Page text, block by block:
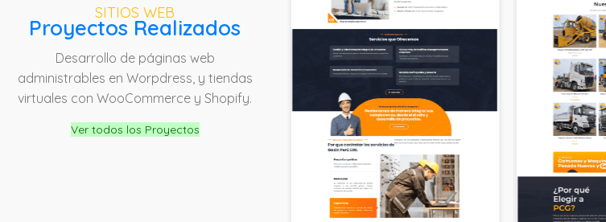
SITIOS WEB
Proyectos Realizados
Desarrollo de páginas web
administrables en Worpdress, y tiendas
virtuales con WooCommerce y Shopify.
Ver todos los Proyectos